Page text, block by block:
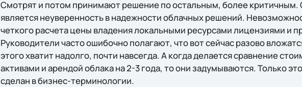
Смотрят и потом принимают решение по остальным, более критичным.
является неуверенность в надежности облачных решений.
четкого расчета цены владения локальными ресурсами лицензиями и
Руководители часто ошибочно полагают, что вот сейчас разово
этого хватит надолго, почти навсегда. А когда делается сравнение
активами и арендой облака на 2-3 года, то они задумываются. Только
сделан в бизнес-терминологии.